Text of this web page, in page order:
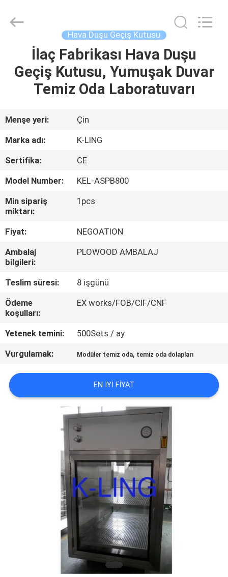
EVDE
ÜRÜN
BIZIM
HAKKIMIZDA
FABRIKA
TURU
KALITE
KONTROLÜ
BIZIMLE
İLETIŞIM
HABERLER
DAVALAR
SITE
HARITASI
POLITIKASI
Technology
Company.
Hava Duşu Geçiş Kutusu
İlaç Fabrikası Hava Duşu
Geçiş Kutusu, Yumuşak Duvar
Temiz Oda Laboratuvarı
Menşe yeri:
Çin
Marka adı:
K-LING
Sertifika:
CE
Model Number:
KEL-ASPB800
Min sipariş
miktarı:
1pcs
Fiyat:
NEGOATION
Ambalaj
bilgileri:
PLOWOOD AMBALAJ
Teslim süresi:
8 işgünü
Ödeme
koşulları:
EX works/FOB/CIF/CNF
Yetenek temini:
500Sets / ay
Vurgulamak:
Modüler temiz oda, temiz oda dolapları
EN IYI FIYAT